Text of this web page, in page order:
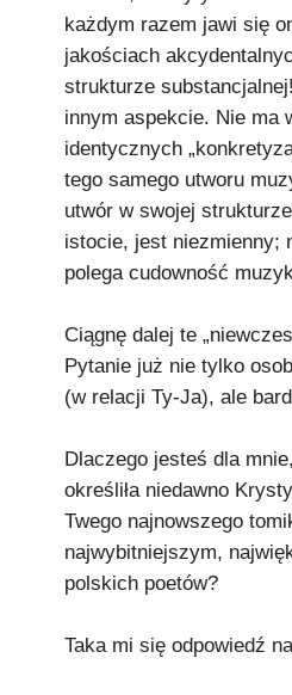
każdym razem jawi się
jakościach
strukturze
innym aspekcie. Nie ma
identycznych
tego samego utworu
utwór w swojej
istocie, jest niezmienny;
polega cudowność
Ciągnę dalej te
Pytanie już nie tylko
(w relacji Ty-Ja), ale
Dlaczego jesteś dla
określiła niedawno
Twego najnowszego
najwybitniejszym,
polskich poetów?
Taka mi się odpowiedź